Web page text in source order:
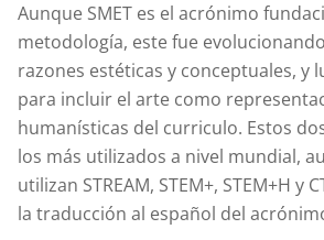
Aunque SMET es el acrónimo
metodología, este fue
razones estéticas y conceptuales, y
para incluir el arte como
humanísticas del curriculo. Estos
los más utilizados a nivel mundial,
utilizan STREAM, STEM+, STEM+H y
la traducción al español del